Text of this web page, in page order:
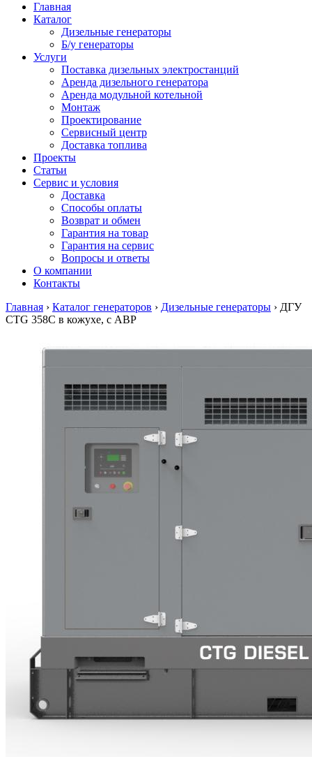
Главная
Каталог
Дизельные генераторы
Б/у генераторы
Услуги
Поставка дизельных электростанций
Аренда дизельного генератора
Аренда модульной котельной
Монтаж
Проектирование
Сервисный центр
Доставка топлива
Проекты
Статьи
Сервис и условия
Доставка
Способы оплаты
Возврат и обмен
Гарантия на товар
Гарантия на сервис
Вопросы и ответы
О компании
Контакты
Главная › Каталог генераторов › Дизельные генераторы › ДГУ
CTG 358C в кожухе, с АВР